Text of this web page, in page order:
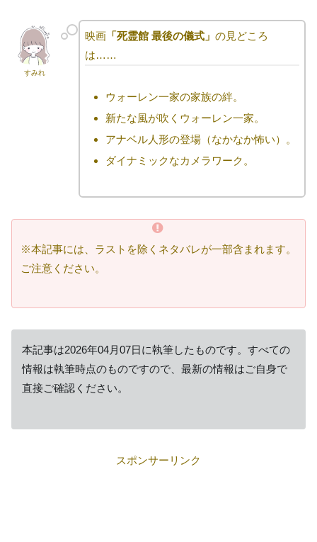
すみれ
映画「死霊館 最後の儀式」 の見どころ
は……
ウォーレン一家の家族の絆。
新たな風が吹くウォーレン一家。
アナベル人形の登場（なかなか怖い）。
ダイナミックなカメラワーク。
※本記事には、ラストを除くネタバレが一部含まれます。
ご注意ください。
本記事は2026年04月07日に執筆したものです。すべての
情報は執筆時点のものですので、最新の情報はご自身で
直接ご確認ください。
スポンサーリンク